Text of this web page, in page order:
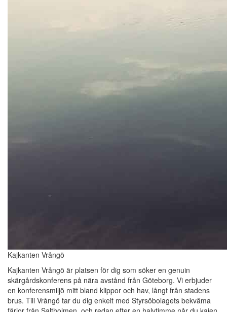
Kajkanten Vrångö
Kajkanten Vrångö är platsen för dig som söker en genuin
skärgårdskonferens på nära avstånd från Göteborg. Vi erbjuder
en konferensmiljö mitt bland klippor och hav, långt från stadens
brus. Till Vrångö tar du dig enkelt med Styrsöbolagets bekväma